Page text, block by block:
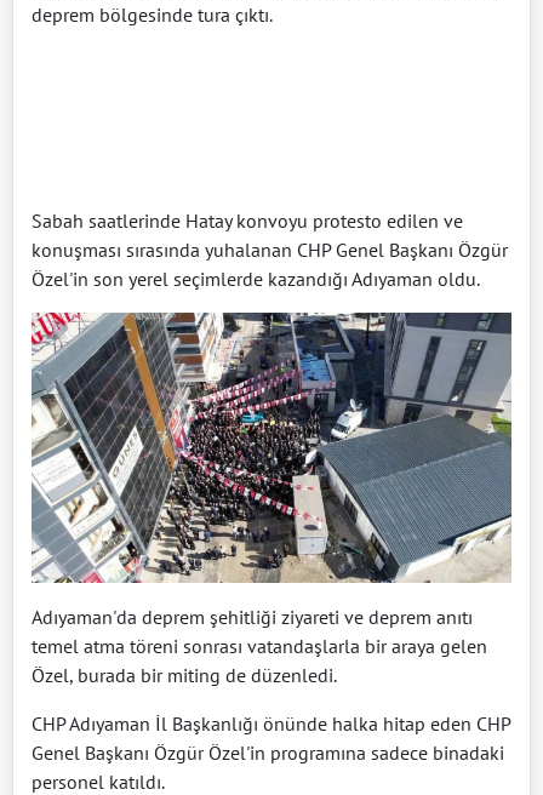
deprem bölgesinde tura çıktı.
Sabah saatlerinde Hatay konvoyu protesto edilen ve
konuşması sırasında yuhalanan CHP Genel Başkanı Özgür
Özel'in son yerel seçimlerde kazandığı Adıyaman oldu.
Adıyaman'da deprem şehitliği ziyareti ve deprem anıtı
temel atma töreni sonrası vatandaşlarla bir araya gelen
Özel, burada bir miting de düzenledi.
CHP Adıyaman İl Başkanlığı önünde halka hitap eden CHP
Genel Başkanı Özgür Özel'in programına sadece binadaki
personel katıldı.